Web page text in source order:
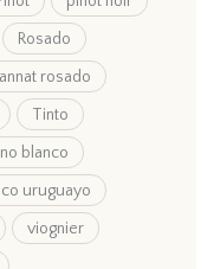
Rosado
rosado
Tinto
blanco
uruguayo
viognier